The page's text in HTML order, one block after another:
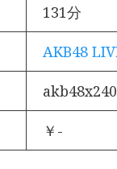
131分
AKB48
￥-